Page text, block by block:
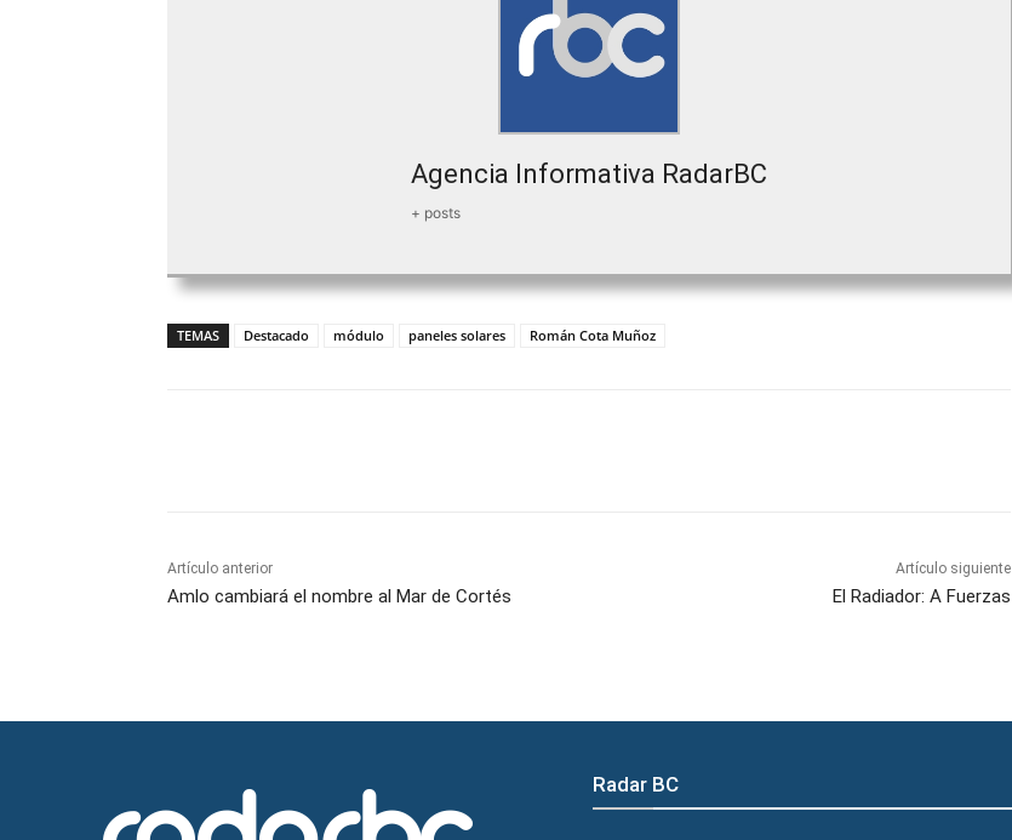
Agencia Informativa RadarBC
+ posts
TEMAS Destacado módulo paneles solares Román Cota Muñoz
Artículo anterior
Amlo cambiará el nombre al Mar de Cortés
Artículo siguiente
El Radiador: A Fuerzas
Radar BC